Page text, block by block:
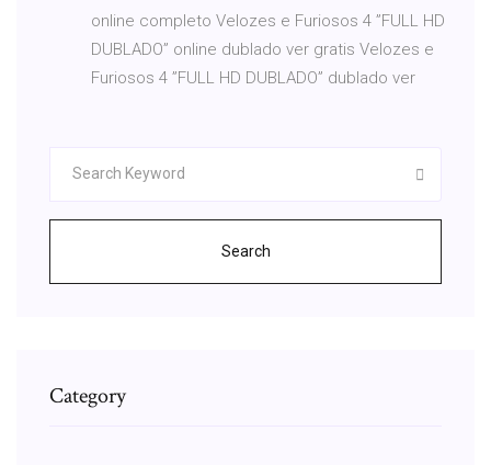
online completo Velozes e Furiosos 4 ”FULL HD
DUBLADO” online dublado ver gratis Velozes e
Furiosos 4 ”FULL HD DUBLADO” dublado ver
Search
Category